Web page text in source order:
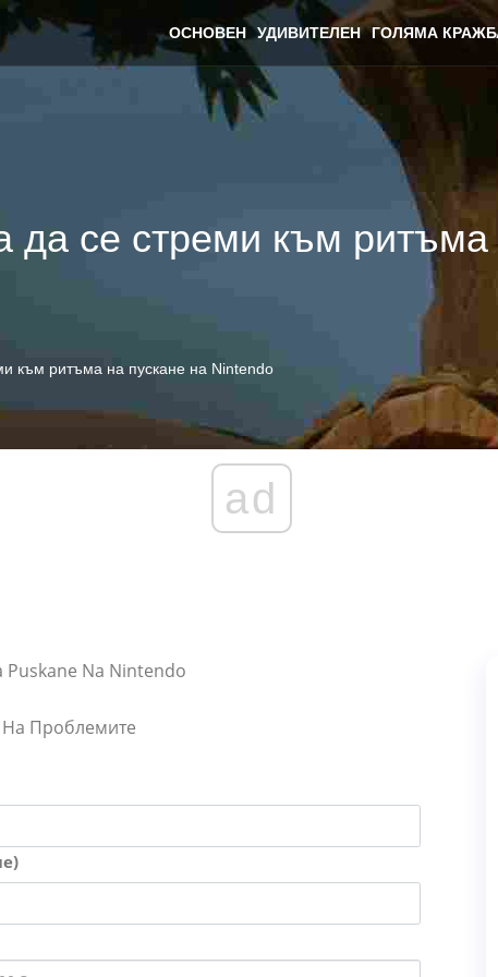
ОСНОВЕН УДИВИТЕЛЕН ГОЛЯМА
да се стреми към
към ритъма на пускане на Nintendo
ad
Puskane Na Nintendo
Проблемите